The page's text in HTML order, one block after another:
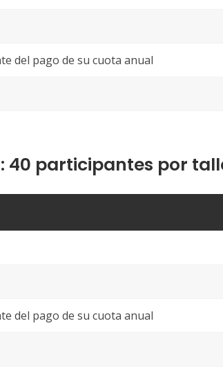
del pago de su cuota anual
40 participantes por
del pago de su cuota anual